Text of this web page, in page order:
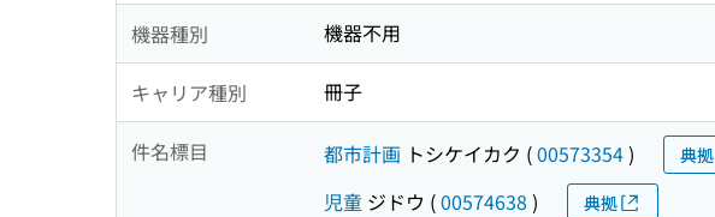
機器種別 機器不用
キャリア種別 冊子
件名標目 都市計画 トシケイカク (00573354) 典拠
児童 ジドウ (00574638 ) 典拠